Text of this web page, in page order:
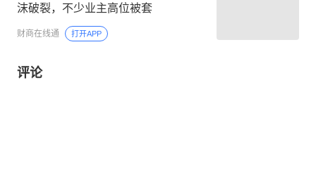
沫破裂，不少业主高位被套
财商在线通 打开APP
评论